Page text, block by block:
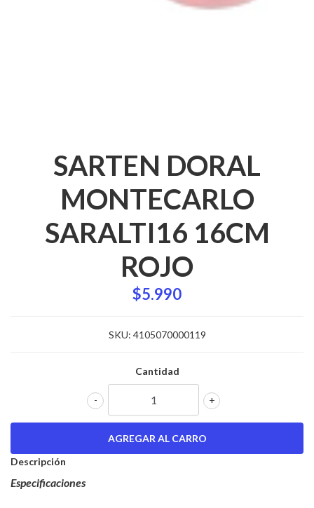
SARTEN DORAL
MONTECARLO
SARALTI16 16CM
ROJO
$5.990
SKU: 4105070000119
Cantidad
+
-
Descripción
Especificaciones